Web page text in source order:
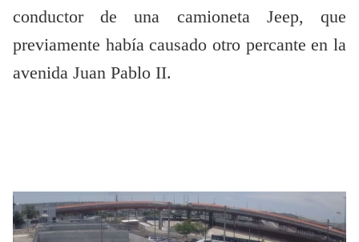
conductor de una camioneta Jeep, que
previamente había causado otro percante en la
avenida Juan Pablo II.